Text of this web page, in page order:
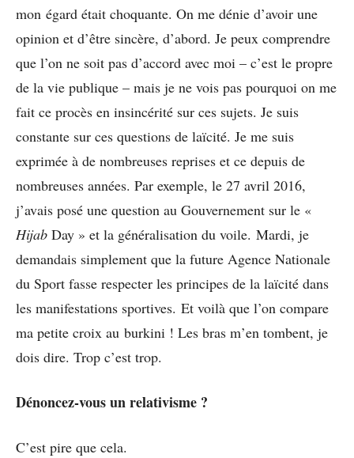
mon égard était choquante. On me dénie d’avoir une
opinion et d’être sincère, d’abord. Je peux comprendre
que l’on ne soit pas d’accord avec moi – c’est le propre
de la vie publique – mais je ne vois pas pourquoi on me
fait ce procès en insincérité sur ces sujets. Je suis
constante sur ces questions de laïcité. Je me suis
exprimée à de nombreuses reprises et ce depuis de
nombreuses années. Par exemple, le 27 avril 2016,
j’avais posé une question au Gouvernement sur le «
Hijab Day » et la généralisation du voile. Mardi, je
demandais simplement que la future Agence Nationale
du Sport fasse respecter les principes de la laïcité dans
les manifestations sportives. Et voilà que l’on compare
ma petite croix au burkini ! Les bras m’en tombent, je
dois dire. Trop c’est trop.
Dénoncez-vous un relativisme ?
C’est pire que cela.